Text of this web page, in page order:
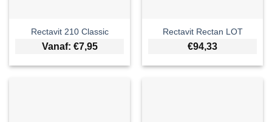
Rectavit 210 Classic
Vanaf: €7,95
Rectavit Rectan LOT
€94,33